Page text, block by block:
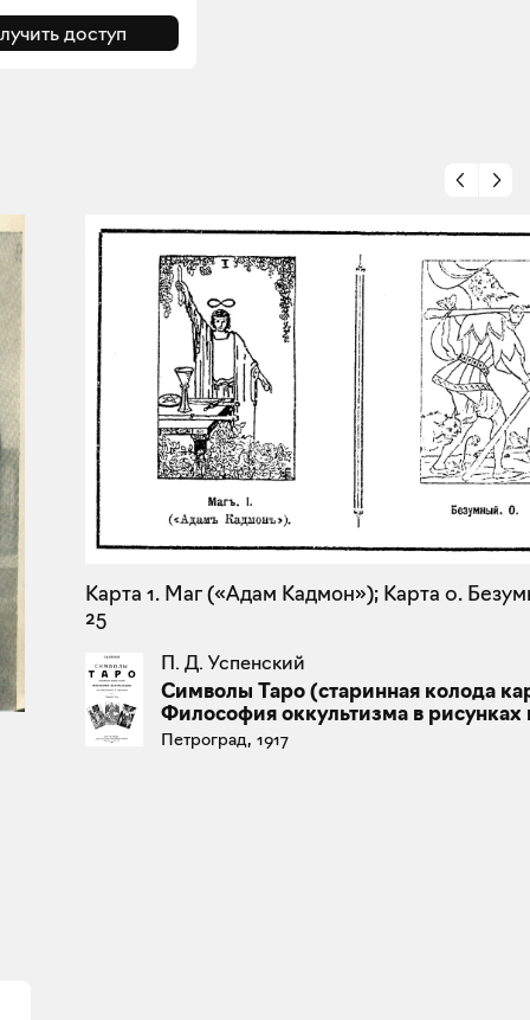
доступ
Карта 1. Маг («Адам Кадмон»); Карта 0.
25
П. Д. Успенский
Символы Таро (старинная колода
Философия оккультизма в рисунках
Петроград, 1917